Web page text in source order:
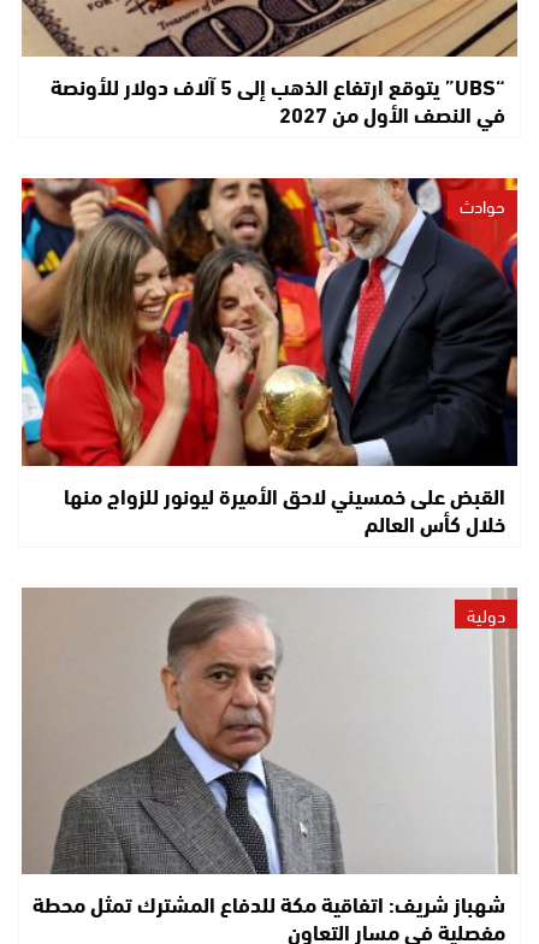
“UBS” يتوقع ارتفاع الذهب إلى 5 آلاف دولار للأونصة
في النصف الأول من 2027
حوادث
القبض على خمسيني لاحق الأميرة ليونور للزواج منها
خلال كأس العالم
دولية
شهباز شريف: اتفاقية مكة للدفاع المشترك تمثل محطة
مفصلية في مسار التعاون